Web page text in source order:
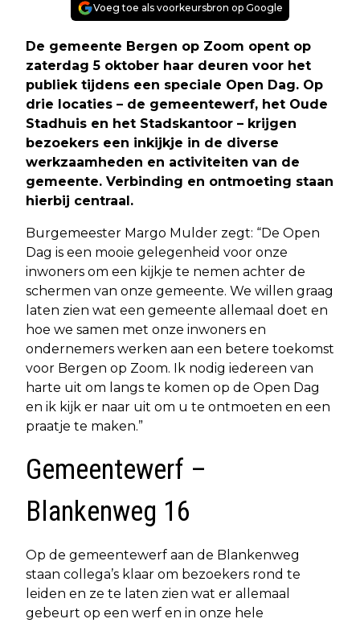
Voeg toe als voorkeursbron op Google
De gemeente Bergen op Zoom opent op
zaterdag 5 oktober haar deuren voor het
publiek tijdens een speciale Open Dag. Op
drie locaties – de gemeentewerf, het Oude
Stadhuis en het Stadskantoor – krijgen
bezoekers een inkijkje in de diverse
werkzaamheden en activiteiten van de
gemeente. Verbinding en ontmoeting staan
hierbij centraal.
Burgemeester Margo Mulder zegt: “De Open
Dag is een mooie gelegenheid voor onze
inwoners om een kijkje te nemen achter de
schermen van onze gemeente. We willen graag
laten zien wat een gemeente allemaal doet en
hoe we samen met onze inwoners en
ondernemers werken aan een betere toekomst
voor Bergen op Zoom. Ik nodig iedereen van
harte uit om langs te komen op de Open Dag
en ik kijk er naar uit om u te ontmoeten en een
praatje te maken.”
Gemeentewerf –
Blankenweg 16
Op de gemeentewerf aan de Blankenweg
staan collega’s klaar om bezoekers rond te
leiden en ze te laten zien wat er allemaal
gebeurt op een werf en in onze hele